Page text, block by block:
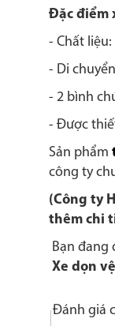
Đặc điểm
- Chất
- Di
- 2 bình
- Được
Sản phẩm
công ty
(Công ty
thêm chi
Bạn đang
Xe dọn
Đánh giá